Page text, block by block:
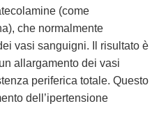
(come
che normalmente
vasi sanguigni. Il risultato è
allargamento dei vasi
periferica totale. Questo
dell’ipertensione